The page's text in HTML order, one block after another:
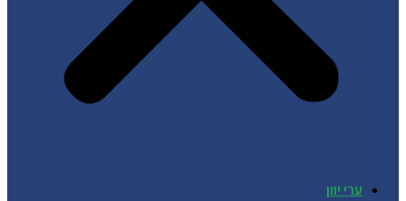
ערי יוון